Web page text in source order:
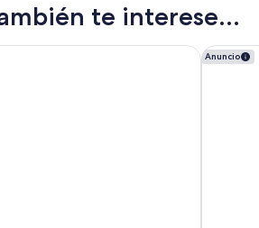
te interese...
Anuncio
Villa Le